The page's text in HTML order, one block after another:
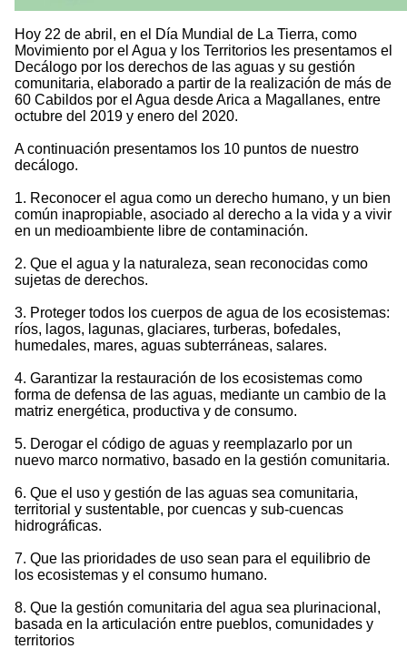
Hoy 22 de abril, en el Día Mundial de La Tierra, como
Movimiento por el Agua y los Territorios les presentamos el
Decálogo por los derechos de las aguas y su gestión
comunitaria, elaborado a partir de la realización de más de
60 Cabildos por el Agua desde Arica a Magallanes, entre
octubre del 2019 y enero del 2020.
A continuación presentamos los 10 puntos de nuestro
decálogo.
1. Reconocer el agua como un derecho humano, y un bien
común inapropiable, asociado al derecho a la vida y a vivir
en un medioambiente libre de contaminación.
2. Que el agua y la naturaleza, sean reconocidas como
sujetas de derechos.
3. Proteger todos los cuerpos de agua de los ecosistemas:
ríos, lagos, lagunas, glaciares, turberas, bofedales,
humedales, mares, aguas subterráneas, salares.
4. Garantizar la restauración de los ecosistemas como
forma de defensa de las aguas, mediante un cambio de la
matriz energética, productiva y de consumo.
5. Derogar el código de aguas y reemplazarlo por un
nuevo marco normativo, basado en la gestión comunitaria.
6. Que el uso y gestión de las aguas sea comunitaria,
territorial y sustentable, por cuencas y sub-cuencas
hidrográficas.
7. Que las prioridades de uso sean para el equilibrio de
los ecosistemas y el consumo humano.
8. Que la gestión comunitaria del agua sea plurinacional,
basada en la articulación entre pueblos, comunidades y
territorios